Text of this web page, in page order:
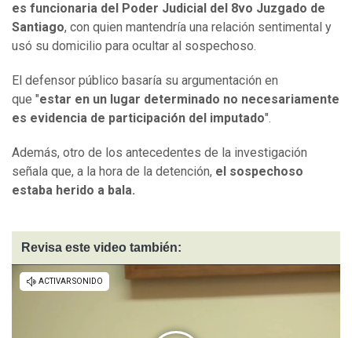
es funcionaria del Poder Judicial del 8vo Juzgado de
Santiago, con quien mantendría una relación sentimental y
usó su domicilio para ocultar al sospechoso.
El defensor público basaría su argumentación en
que "estar en un lugar determinado no necesariamente
es evidencia de participación del imputado".
Además, otro de los antecedentes de la investigación
señala que, a la hora de la detención, el sospechoso
estaba herido a bala.
Revisa este video también: